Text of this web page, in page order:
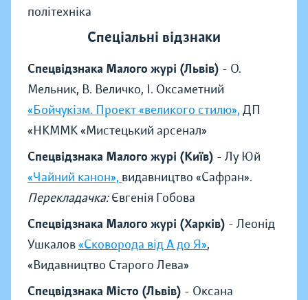
політехніка
Спеціальні відзнаки
Спецвідзнака Малого журі (Львів) - О.
Мельник, В. Величко, І. Оксаметний
«Бойчукізм. Проект «великого стилю», ДП
«НКММК «Мистецький арсенал»
Спецвідзнака Малого журі (Київ) - Лу Юй
«Чайний канон», видавництво «Сафран».
Перекладачка:Євгенія Гобова
Спецвідзнака Малого журі (Харків) - Леонід
Ушкалов«Сковорода від А до Я»,
«Видавництво Старого Лева»
Спецвідзнака Місто (Львів) - Оксана